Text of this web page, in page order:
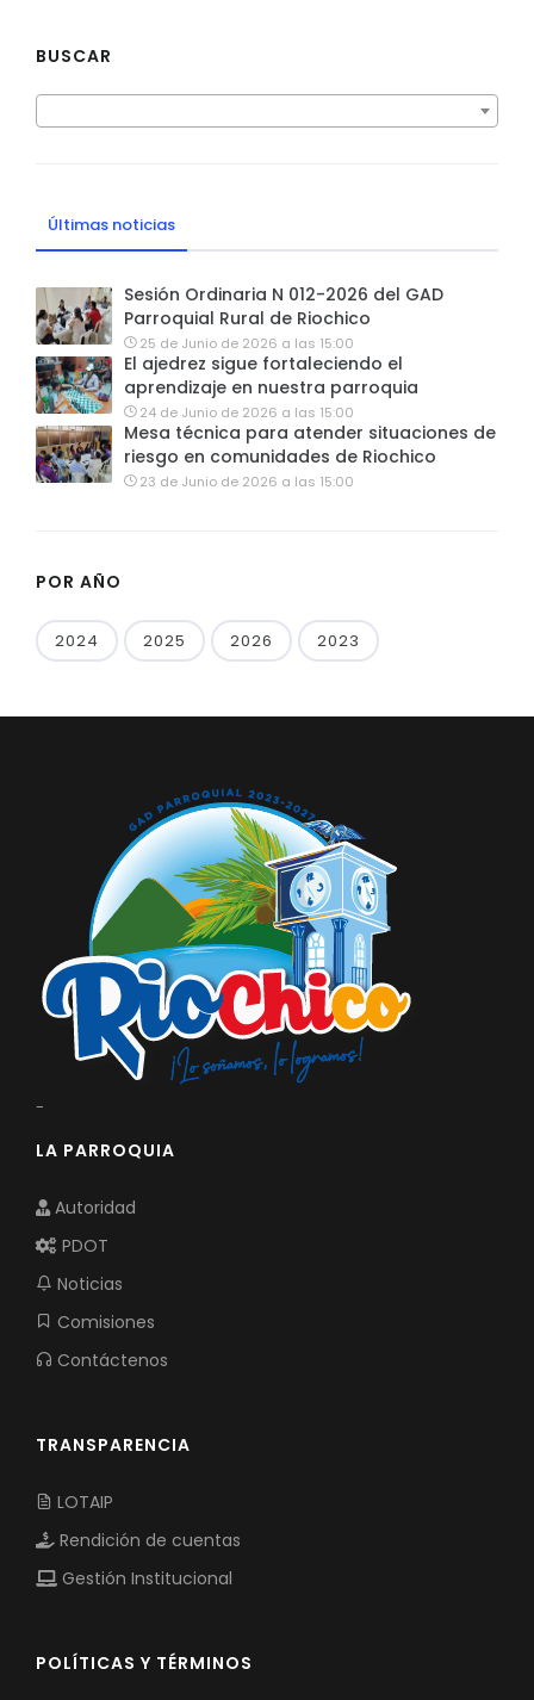
BUSCAR
Últimas noticias
Sesión Ordinaria N 012-2026 del GAD
Parroquial Rural de Riochico
25 de Junio de 2026 a las 15:00
El ajedrez sigue fortaleciendo el
aprendizaje en nuestra parroquia
24 de Junio de 2026 a las 15:00
Mesa técnica para atender situaciones de
riesgo en comunidades de Riochico
23 de Junio de 2026 a las 15:00
POR AÑO
2024 2025 2026 2023
-
LA PARROQUIA
Autoridad
PDOT
Noticias
Comisiones
Contáctenos
TRANSPARENCIA
LOTAIP
Rendición de cuentas
Gestión Institucional
POLÍTICAS Y TÉRMINOS